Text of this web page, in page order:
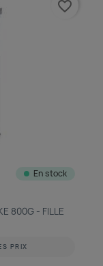
En stock
800G - FILLE
PRIX
favorite_border